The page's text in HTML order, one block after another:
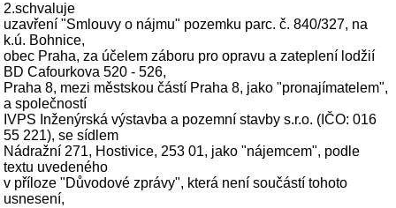
2.schvaluje
uzavření "Smlouvy o nájmu" pozemku parc. č. 840/327, na
k.ú. Bohnice,
obec Praha, za účelem záboru pro opravu a zateplení lodžií
BD Cafourkova 520 - 526,
Praha 8, mezi městskou částí Praha 8, jako "pronajímatelem",
a společností
IVPS Inženýrská výstavba a pozemní stavby s.r.o. (IČO: 016
55 221), se sídlem
Nádražní 271, Hostivice, 253 01, jako "nájemcem", podle
textu uvedeného
v příloze "Důvodové zprávy", která není součástí tohoto
usnesení,